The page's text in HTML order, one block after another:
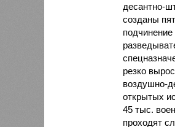
десантно-
созданы
резко
воздушно-
открытых
45 тыс.
проходят